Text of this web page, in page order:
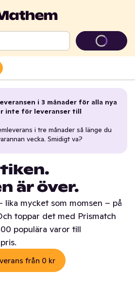
i 3 månader för alla nya
inte för leveranser till
i tre månader så länge du
vecka. Smidigt va?
är över.
lika mycket som momsen – på
toppar det med Prismatch
populära varor till
från 0 kr